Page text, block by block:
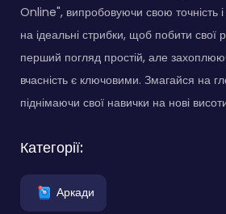
Online", випробовуючи свою точність
на ідеальні стрибки, щоб побити свої
перший погляд простій, але
вчасність є ключовими. Змагайся на
піднімаючи свої навички на нові
Категорії:
Аркади